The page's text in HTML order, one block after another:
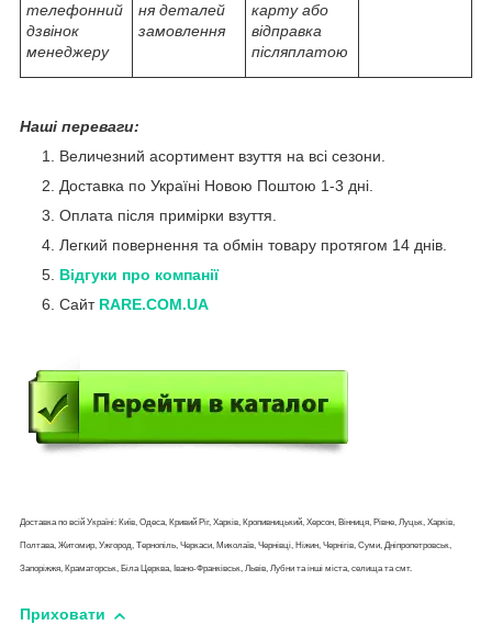
телефонний
дзвінок
менеджеру
ня деталей
замовлення
карту або
відправка
післяплатою
Наші переваги:
Величезний асортимент взуття на всі сезони.
Доставка по Україні Новою Поштою 1-3 дні.
Оплата після примірки взуття.
Легкий повернення та обмін товару протягом 14 днів.
Відгуки про компанії
Сайт RARE.COM.UA
Доставка по всій Україні: Київ, Одеса, Кривий Ріг, Харків, Кропивницький, Херсон, Вінниця, Рівне, Луцьк, Харків,
Полтава, Житомир, Ужгород, Тернопіль, Черкаси, Миколаїв, Чернівці, Ніжин, Чернігів, Суми, Дніпропетровськ,
Запоріжжя, Краматорськ, Біла Церква, Івано-Франківськ, Львів, Лубни та інші міста, селища та смт.
Приховати